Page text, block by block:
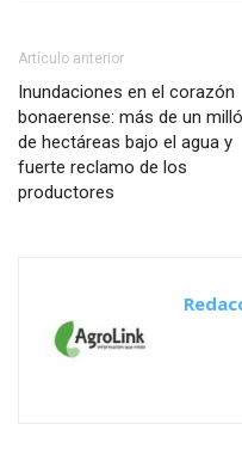
Artículo anterior
Inundaciones en el corazón
bonaerense: más de un
de hectáreas bajo el agua y
fuerte reclamo de los
productores